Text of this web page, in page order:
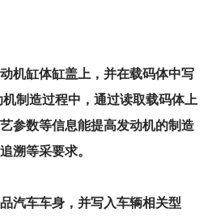
机缸体缸盖上，并在载码体中写
机制造过程中，通过读取载码体上
参数等信息能提高发动机的制造
溯等采要求。
汽车车身，并写入车辆相关型